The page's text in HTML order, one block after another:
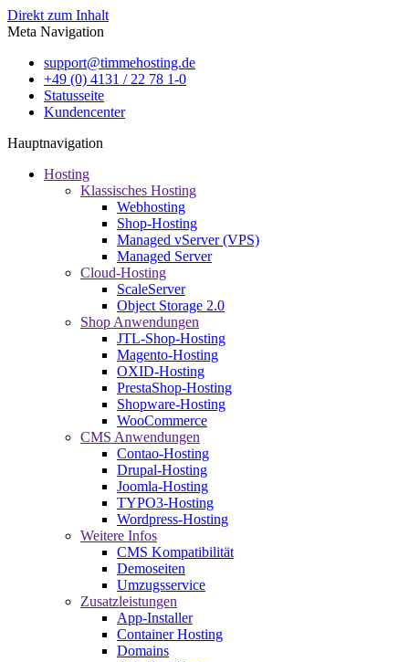
Direkt zum Inhalt
Meta Navigation
support@timmehosting.de
+49 (0) 4131 / 22 78 1-0
Statusseite
Kundencenter
Hauptnavigation
Hosting
Klassisches Hosting
Webhosting
Shop-Hosting
Managed vServer (VPS)
Managed Server
Cloud-Hosting
ScaleServer
Object Storage 2.0
Shop Anwendungen
JTL-Shop-Hosting
Magento-Hosting
OXID-Hosting
PrestaShop-Hosting
Shopware-Hosting
WooCommerce
CMS Anwendungen
Contao-Hosting
Drupal-Hosting
Joomla-Hosting
TYPO3-Hosting
Wordpress-Hosting
Weitere Infos
CMS Kompatibilität
Demoseiten
Umzugsservice
Zusatzleistungen
App-Installer
Container Hosting
Domains